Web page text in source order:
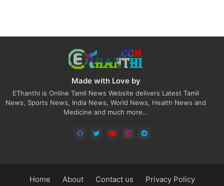
Made with Love by
EThanthi is Online Tamil News Website delivers Latest Tamil
News, Sports News, India News, World News, Health News and
Medicine and much more...
Home About Contact us
Privacy Policy